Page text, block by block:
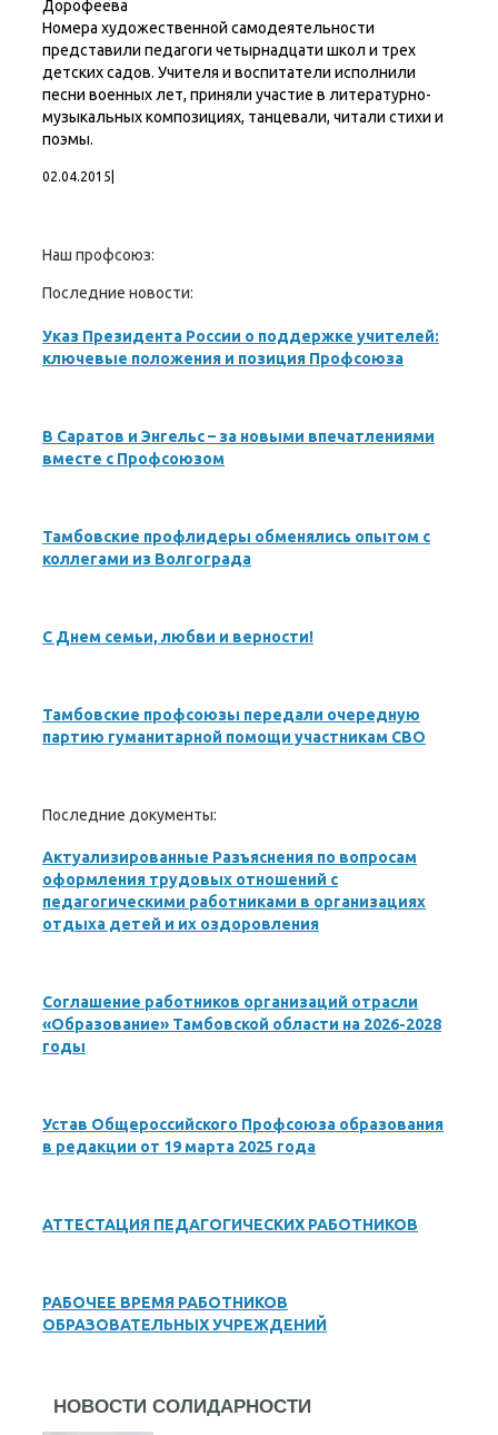
Дорофеева
Номера художественной самодеятельности
представили педагоги четырнадцати школ и трех
детских садов. Учителя и воспитатели исполнили
песни военных лет, приняли участие в литературно-
музыкальных композициях, танцевали, читали стихи и
поэмы.
02.04.2015
Наш профсоюз:
Последние новости:
Указ Президента России о поддержке учителей:
ключевые положения и позиция Профсоюза
В Саратов и Энгельс – за новыми впечатлениями
вместе с Профсоюзом
Тамбовские профлидеры обменялись опытом с
коллегами из Волгограда
С Днем семьи, любви и верности!
Тамбовские профсоюзы передали очередную
партию гуманитарной помощи участникам СВО
Последние документы:
Актуализированные Разъяснения по вопросам
оформления трудовых отношений с
педагогическими работниками в организациях
отдыха детей и их оздоровления
Соглашение работников организаций отрасли
«Образование» Тамбовской области на 2026-2028
годы
Устав Общероссийского Профсоюза образования
в редакции от 19 марта 2025 года
АТТЕСТАЦИЯ ПЕДАГОГИЧЕСКИХ РАБОТНИКОВ
РАБОЧЕЕ ВРЕМЯ РАБОТНИКОВ
ОБРАЗОВАТЕЛЬНЫХ УЧРЕЖДЕНИЙ
НОВОСТИ СОЛИДАРНОСТИ